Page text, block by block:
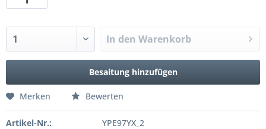
In den Warenkorb
Besaitung hinzufügen
Merken Bewerten
Artikel-Nr.: YPE97YX_2